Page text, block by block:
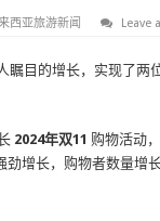
西亚旅游新闻 Leave
瞩目的增长，实现了两
2024年双11 购物活动
增长，购物者数量增